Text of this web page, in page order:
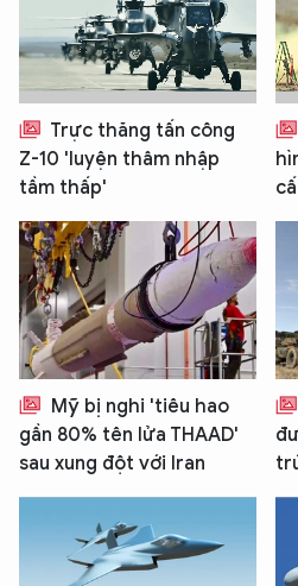
Trực thăng tấn công
Z-10 'luyện thâm nhập
tầm thấp'
Mỹ bị nghi 'tiêu hao
gần 80% tên lửa THAAD'
sau xung đột với Iran
An Ninh Thủ Đô nhé.